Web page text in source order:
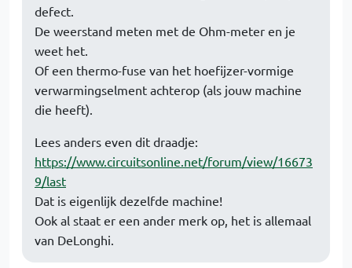
defect.
De weerstand meten met de Ohm-meter en je
weet het.
Of een thermo-fuse van het hoefijzer-vormige
verwarmingselment achterop (als jouw machine
die heeft).
Lees anders even dit draadje:
https://www.circuitsonline.net/forum/view/16673
9/last
Dat is eigenlijk dezelfde machine!
Ook al staat er een ander merk op, het is allemaal
van DeLonghi.